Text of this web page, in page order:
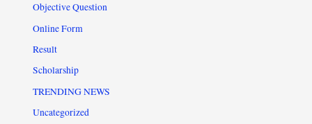
Objective Question
Online Form
Result
Scholarship
TRENDING NEWS
Uncategorized